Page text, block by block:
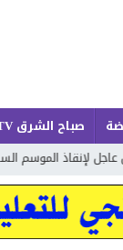
صباح الشرق TV
السياحي